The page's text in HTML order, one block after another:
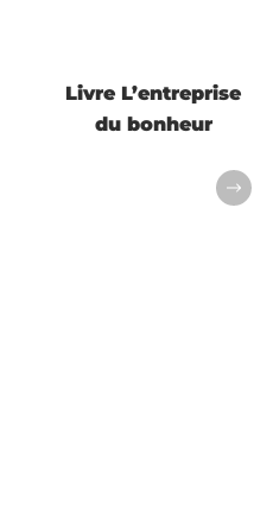
Livre L’entreprise
du bonheur